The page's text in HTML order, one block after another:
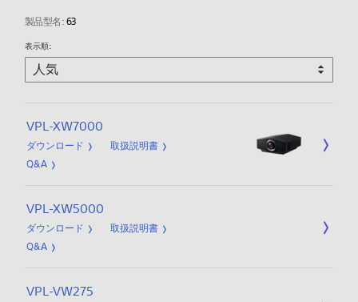
製品型名:63
表示順:
VPL-XW7000
ダウンロード
取扱説明書
Q&A
VPL-XW5000
ダウンロード
取扱説明書
Q&A
VPL-VW275